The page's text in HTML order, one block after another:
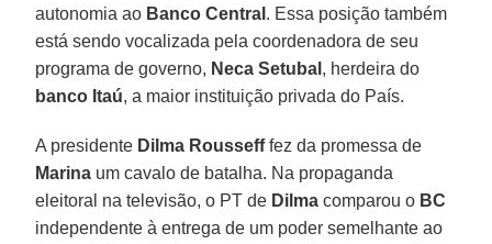
autonomia ao Banco Central . Essa posição também
está sendo vocalizada pela coordenadora de seu
programa de governo, Neca Setubal , herdeira do
banco Itaú, a maior instituição privada do País.
A presidente Dilma Roussefffez da promessa de
Marina um cavalo de batalha. Na propaganda
eleitoral na televisão, o PT de Dilma comparou o BC
independente à entrega de um poder semelhante ao